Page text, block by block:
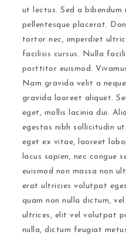
ut lectus. Sed a
pellentesque placerat.
tortor nec, imperdiet
facilisis cursus. Nulla
porttitor euismod.
Nam gravida velit a
gravida laoreet aliquet.
eget, mollis lacinia dui.
egestas nibh sollicitudin
eget ex vitae, laoreet
lacus sapien, nec congue
euismod non massa non
erat ultricies volutpat
quam non nulla dictum,
ultrices, elit vel volutpat
nulla, dictum feugiat